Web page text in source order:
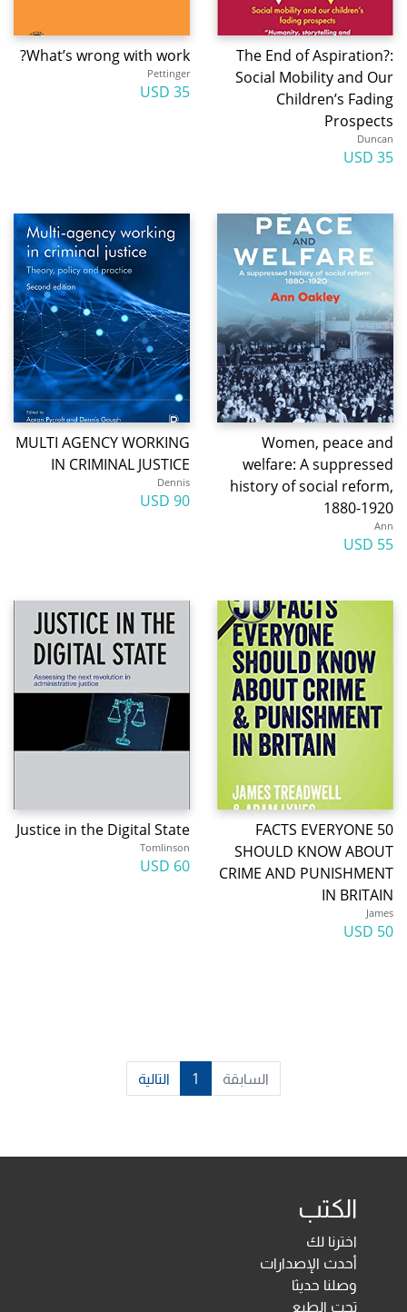
The End of Aspiration?:
Social Mobility and Our
Children’s Fading
Prospects
Duncan
35 USD
What’s wrong with work?
Pettinger
35 USD
Women, peace and
welfare: A suppressed
history of social reform,
1880-1920
Ann
55 USD
MULTI AGENCY WORKING
IN CRIMINAL JUSTICE
Dennis
90 USD
50 FACTS EVERYONE
SHOULD KNOW ABOUT
CRIME AND PUNISHMENT
IN BRITAIN
James
50 USD
Justice in the Digital State
Tomlinson
60 USD
السابقة 1 التالية
الكتب
اخترنا لك
أحدث الإصدارات
وصلنا حديثا
تحت الطبع